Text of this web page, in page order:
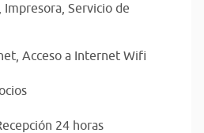
Impresora, Servicio de
Acceso a Internet Wifi
24 horas